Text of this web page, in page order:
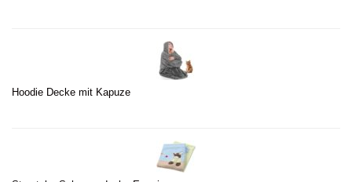
Hoodie Decke mit Kapuze